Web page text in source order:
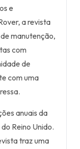
e
a revista
manutenção,
com
de
com uma
anuais da
Reino Unido.
traz uma